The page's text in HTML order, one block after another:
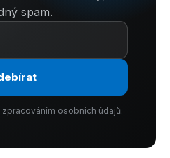
spam.
osobních údajů.